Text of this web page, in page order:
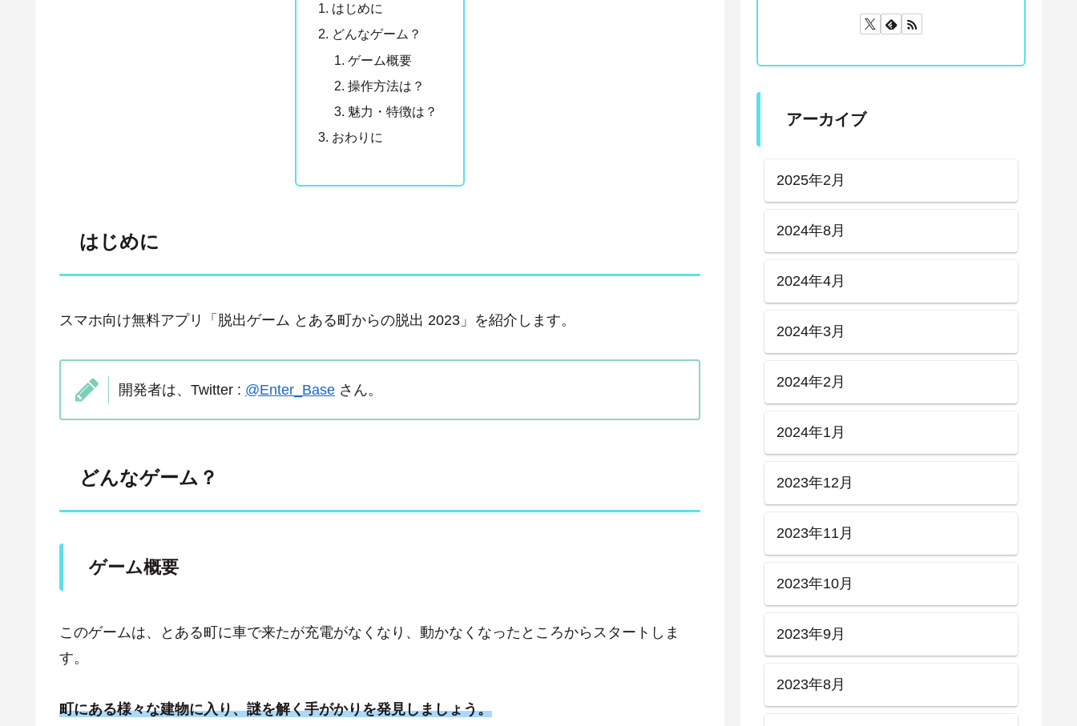
はじめに
どんなゲーム？
ゲーム概要
操作方法は？
魅力・特徴は？
おわりに
はじめに
スマホ向け無料アプリ「脱出ゲーム とある町からの脱出 2023」を紹介します。
開発者は、Twitter : @Enter_Base さん。
どんなゲーム？
ゲーム概要
このゲームは、とある町に車で来たが充電がなくなり、動かなくなったところからスタートしま
す。
町にある様々な建物に入り、謎を解く手がかりを発見しましょう。
アーカイブ
2025年2月
2024年8月
2024年4月
2024年3月
2024年2月
2024年1月
2023年12月
2023年11月
2023年10月
2023年9月
2023年8月